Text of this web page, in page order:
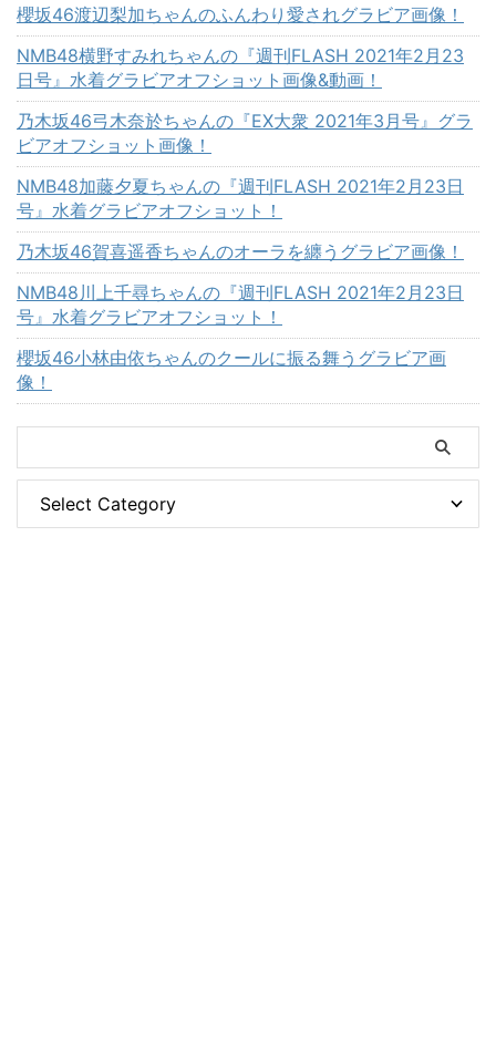
櫻坂46渡辺梨加ちゃんのふんわり愛されグラビア画像！
NMB48横野すみれちゃんの『週刊FLASH 2021年2月23
日号』水着グラビアオフショット画像&動画！
乃木坂46弓木奈於ちゃんの『EX大衆 2021年3月号』グラ
ビアオフショット画像！
NMB48加藤夕夏ちゃんの『週刊FLASH 2021年2月23日
号』水着グラビアオフショット！
乃木坂46賀喜遥香ちゃんのオーラを纏うグラビア画像！
NMB48川上千尋ちゃんの『週刊FLASH 2021年2月23日
号』水着グラビアオフショット！
櫻坂46小林由依ちゃんのクールに振る舞うグラビア画
像！